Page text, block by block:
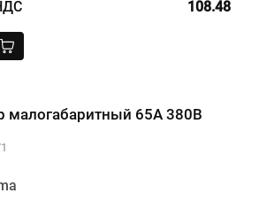
108.48
малогабаритный 65А 380В